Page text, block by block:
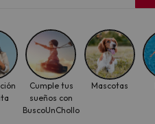
Cumple tus
sueños con
BuscoUnChollo
Mascotas